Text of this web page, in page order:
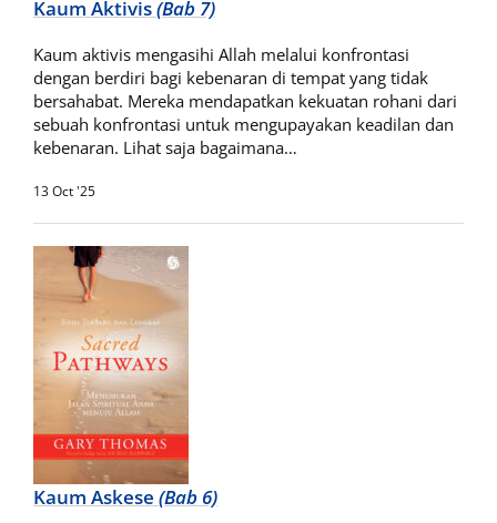
Kaum Aktivis(Bab 7)
Kaum aktivis mengasihi Allah melalui konfrontasi
dengan berdiri bagi kebenaran di tempat yang tidak
bersahabat. Mereka mendapatkan kekuatan rohani dari
sebuah konfrontasi untuk mengupayakan keadilan dan
kebenaran. Lihat saja bagaimana…
13 Oct '25
Kaum Askese (Bab 6)